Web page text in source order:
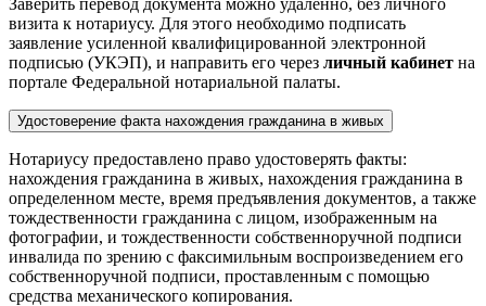
визита к нотариусу. Для этого необходимо подписать
заявление усиленной квалифицированной электронной
подписью (УКЭП), и направить его через личный кабинет на
портале Федеральной нотариальной палаты.
Удостоверение факта нахождения гражданина в живых
Нотариусу предоставлено право удостоверять факты:
нахождения гражданина в живых, нахождения гражданина в
определенном месте, время предъявления документов, а также
тождественности гражданина с лицом, изображенным на
фотографии, и тождественности собственноручной подписи
инвалида по зрению с факсимильным воспроизведением его
собственноручной подписи, проставленным с помощью
средства механического копирования.